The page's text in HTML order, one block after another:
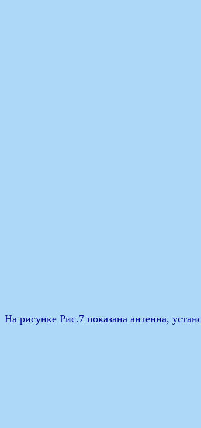
На рисунке Рис.7 показана антенна,